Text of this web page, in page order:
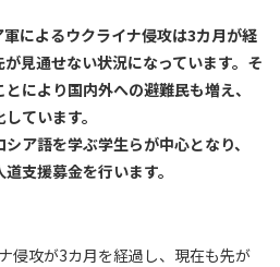
によるウクライナ侵攻は3カ月が経
見通せない状況になっています。そ
により国内外への避難民も増え、
ています。
ア語を学ぶ学生らが中心となり、
支援募金を行います。
侵攻が3カ月を経過し、現在も先が